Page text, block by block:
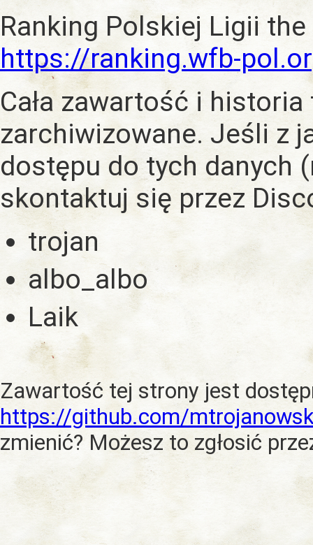
Ranking Polskiej Ligii
https://ranking.wfb-
Cała zawartość i historia
zarchiwizowane. Jeśli z
dostępu do tych danych
skontaktuj się przez
trojan
albo_albo
Laik
Zawartość tej strony jest
https://github.com/
zmienić? Możesz to zgłosić